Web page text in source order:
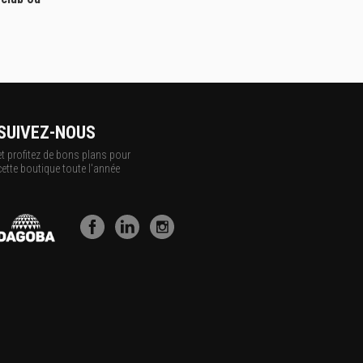
NOUS
profitez de bons plans pour
boutique toute l'année